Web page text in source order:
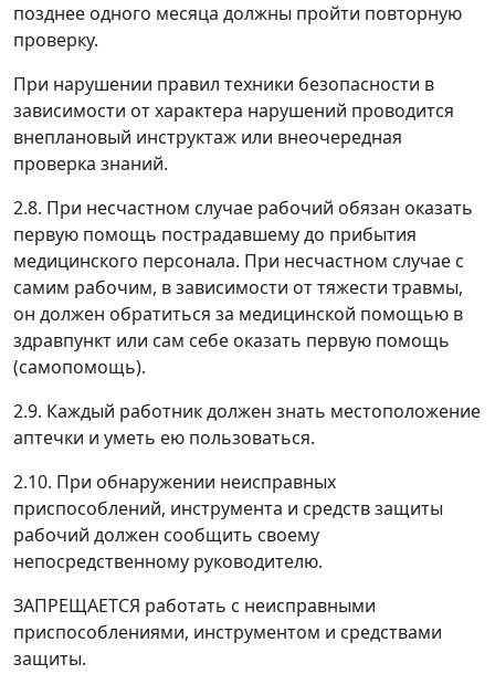
позднее одного месяца должны пройти повторную
проверку.
При нарушении правил техники безопасности в
зависимости от характера нарушений проводится
внеплановый инструктаж или внеочередная
проверка знаний.
2.8. При несчастном случае рабочий обязан оказать
первую помощь пострадавшему до прибытия
медицинского персонала. При несчастном случае с
самим рабочим, в зависимости от тяжести травмы,
он должен обратиться за медицинской помощью в
здравпункт или сам себе оказать первую помощь
(самопомощь).
2.9. Каждый работник должен знать местоположение
аптечки и уметь ею пользоваться.
2.10. При обнаружении неисправных
приспособлений, инструмента и средств защиты
рабочий должен сообщить своему
непосредственному руководителю.
ЗАПРЕЩАЕТСЯ работать с неисправными
приспособлениями, инструментом и средствами
защиты.